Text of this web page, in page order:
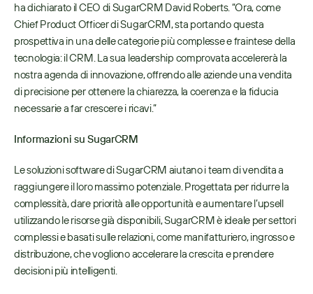
ha dichiarato il CEO di SugarCRM David Roberts. “Ora, come
Chief Product Officer di SugarCRM, sta portando questa
prospettiva in una delle categorie più complesse e fraintese della
tecnologia: il CRM. La sua leadership comprovata accelererà la
nostra agenda di innovazione, offrendo alle aziende una vendita
di precisione per ottenere la chiarezza, la coerenza e la fiducia
necessarie a far crescere i ricavi.”
Informazioni su SugarCRM
Le soluzioni software di SugarCRM aiutano i team di vendita a
raggiungere il loro massimo potenziale. Progettata per ridurre la
complessità, dare priorità alle opportunità e aumentare l’upsell
utilizzando le risorse già disponibili, SugarCRM è ideale per settori
complessi e basati sulle relazioni, come manifatturiero, ingrosso e
distribuzione, che vogliono accelerare la crescita e prendere
decisioni più intelligenti.